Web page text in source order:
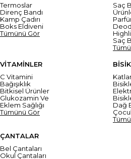
Termoslar
Direnç Bandı
Kamp Çadırı
Boks Eldiveni
Tümünü Gör
Saç
Saç
VİTAMİNLER
C Vitamini
Bağışıklık
Bitkisel Ürünler
Glukozamin Ve
Eklem Sağlığı
Tümünü Gör
Dağ
ÇANTALAR
Bel Çantaları
Okul Çantaları